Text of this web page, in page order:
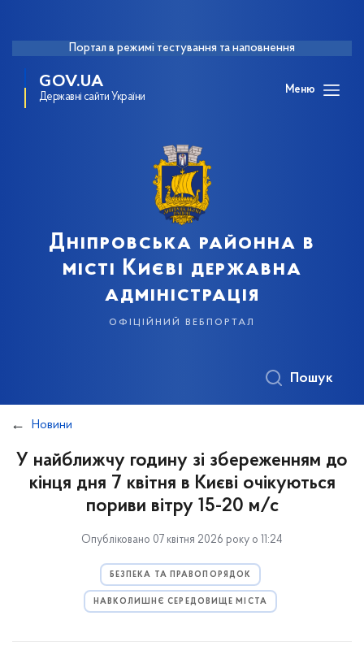
Портал в режимі тестування та наповнення
GOV.UA
Державні сайти України
Меню
Дніпровська районна в
місті Києві державна
адміністрація
офіційний вебпортал
Пошук
Новини
У найближчу годину зі збереженням до
кінця дня 7 квітня в Києві очікуються
пориви вітру 15-20 м/с
Опубліковано 07 квітня 2026 року о 11:24
БЕЗПЕКА ТА ПРАВОПОРЯДОК
НАВКОЛИШНЄ СЕРЕДОВИЩЕ МІСТА